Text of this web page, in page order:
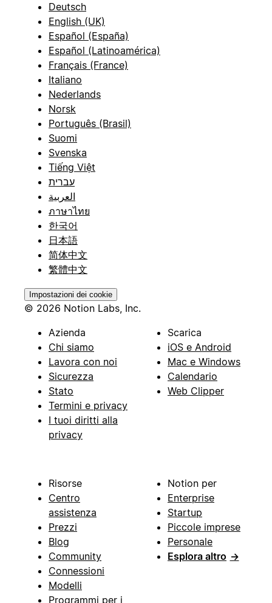
Deutsch
English (UK)
Español (España)
Español (Latinoamérica)
Français (France)
Italiano
Nederlands
Norsk
Português (Brasil)
Suomi
Svenska
Tiếng Việt
עברית
العربية
ภาษาไทย
한국어
日本語
简体中文
繁體中文
Impostazioni dei cookie
© 2026 Notion Labs, Inc.
Azienda
Chi siamo
Lavora con noi
Sicurezza
Stato
Termini e privacy
I tuoi diritti alla
privacy
Scarica
iOS e Android
Mac e Windows
Calendario
Web Clipper
Risorse
Centro
assistenza
Prezzi
Blog
Community
Connessioni
Modelli
Programmi per i
Notion per
Enterprise
Startup
Piccole imprese
Personale
Esplora altro →